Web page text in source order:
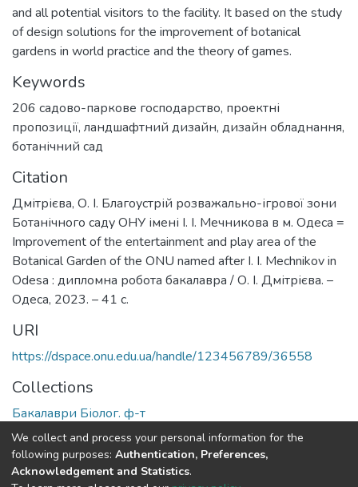
and all potential visitors to the facility. It based on the study
of design solutions for the improvement of botanical
gardens in world practice and the theory of games.
Keywords
206 садово-паркове господарство, проектні
пропозиції, ландшафтний дизайн, дизайн обладнання,
ботанічний сад
Citation
Дмітрієва, О. І. Благоустрій розважально-ігрової зони
Ботанічного саду ОНУ імені І. І. Мечникова в м. Одеса =
Improvement of the entertainment and play area of the
Botanical Garden of the ONU named after I. I. Mechnikov in
Odesa : дипломна робота бакалавра / О. І. Дмітрієва. –
Одеса, 2023. – 41 с.
URI
https://dspace.onu.edu.ua/handle/123456789/36558
Collections
Бакалаври Біолог. ф-т
Full item page
We collect and process your personal information for the
following purposes: Authentication, Preferences,
Acknowledgement and Statistics.